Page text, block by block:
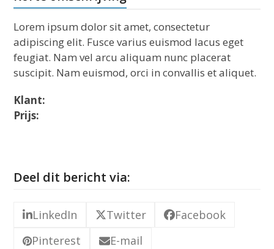
Lorem ipsum dolor sit amet, consectetur
adipiscing elit. Fusce varius euismod lacus eget
feugiat. Nam vel arcu aliquam nunc placerat
suscipit. Nam euismod, orci in convallis et aliquet.
Klant:
Prijs:
Deel dit bericht via:
LinkedIn Twitter
Facebook
Pinterest
E-mail